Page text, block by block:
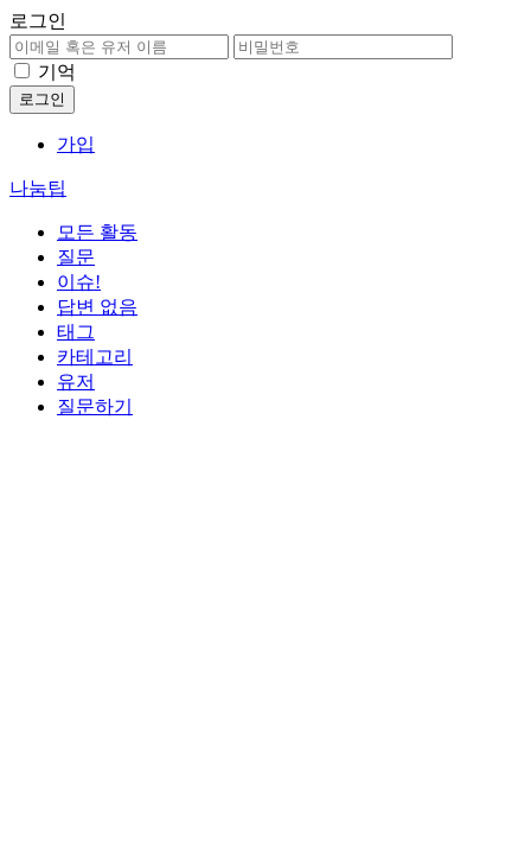
로그인
기억
가입
나눔팁
모든 활동
질문
이슈!
답변 없음
태그
카테고리
유저
질문하기